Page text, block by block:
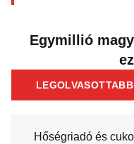
Egymillió
LEGOLVASOTTABB
Hőségriadó és